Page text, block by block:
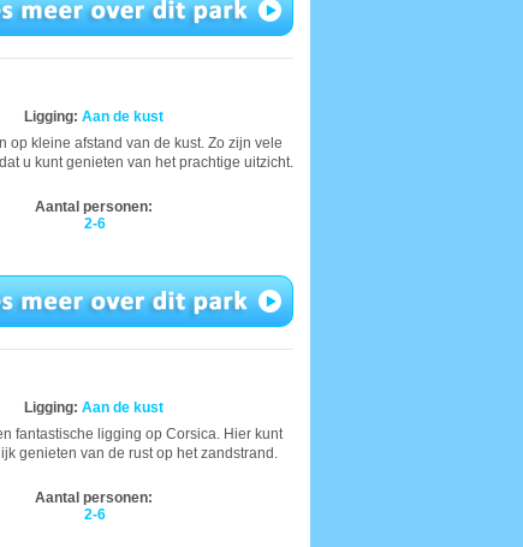
Ligging: Aan de kust
op kleine afstand van de kust. Zo zijn vele
u kunt genieten van het prachtige uitzicht.
Aantal personen:
2-6
Ligging: Aan de kust
fantastische ligging op Corsica. Hier kunt
genieten van de rust op het zandstrand.
Aantal personen:
2-6